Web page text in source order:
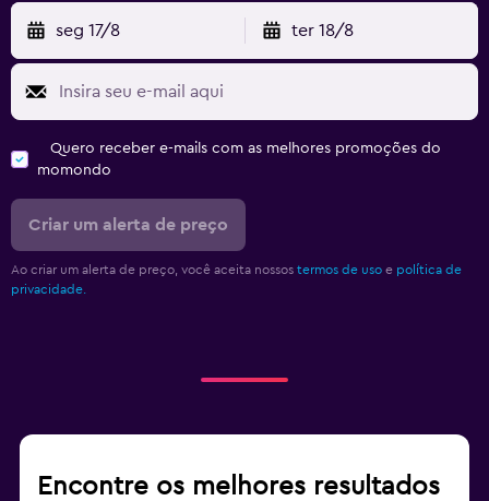
seg 17/8 ter 18/8
Quero receber e-mails com as melhores promoções do
momondo
Criar um alerta de preço
Ao criar um alerta de preço, você aceita nossos termos de uso e política de
privacidade.
Encontre os melhores resultados